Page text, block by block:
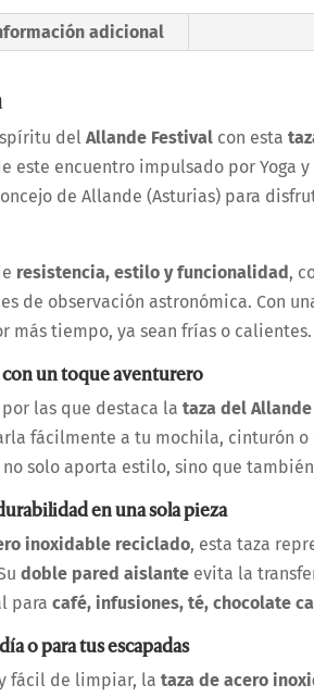
adicional
delAllande Festival con esta
este encuentro impulsado por Yoga
de Allande (Asturias) para
resistencia, estilo y funcionalidad,
de observación astronómica. Con
más tiempo, ya sean frías o calientes.
un toque aventurero
por las que destaca lataza del
fácilmente a tu mochila, cinturón
no solo aporta estilo, sino que
en una sola pieza
inoxidable reciclado, esta taza
doble pared aislante evita la
paracafé, infusiones, té, chocolate
o para tus escapadas
fácil de limpiar, lataza de acero